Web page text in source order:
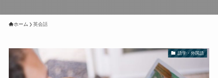
ホーム 英会話
語学・外国語